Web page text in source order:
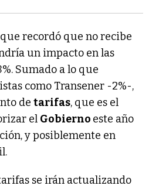
que recordó que no recibe
un impacto en las
Sumado a lo que
como Transener -2%-,
de tarifas, que es el
el Gobierno este año
y posiblemente en
se irán actualizando